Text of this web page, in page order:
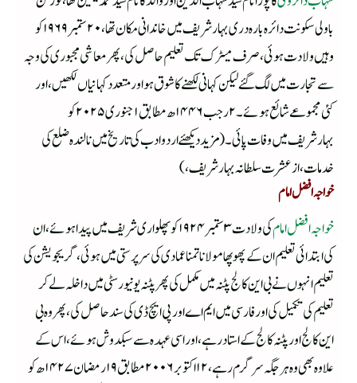
باولی سکونت دائرہ بارہ دری بہارشریف میں خاندانی مکان تھا،۲۰ستمبر ۱۹۶۹ کو
وہیں ولادت ہوئی ،صرف میٹرک تک تعلیم حاصل کی ،پھر معاشی مجبوری کی وجہ
سے تجارت میں لگ گئے لیکن کہانی لکھنے کا شوق ہوا ور متعدد کہانیاں لکھیں ،اور
کئی مجموعے شائع ہوئے ۔۲رجب ۱۴۴۶ھ مطابق ۱جنوری ۲۰۲۵ کو
بہارشریف میں وفات پائی ۔(مزید دیکھئے اردو ادب کی تاریخ میں نالندہ ضلع کی
خدمات ،از عشرت سلطانہ بہارشریف ،)
خواجہ افضل امام
خواجہ افضل امام
کی ولادت ۳ستمبر ۱۹۲۴ کو پھلواری شریف میں پیدا ہوئے ،ان
کی ابتدائی تعلیم ان کے پھوپھا مولانا تمنا عمادی کی سرپرستی میں ہوئی ،گریجویشن کی
تعلیم انہوں نے بی این کالج پٹنہ میں مکمل کی پھر پٹنہ یونیورسٹی میں داخلہ لے کر
تعلیم کی تکمیل کی اور فارسی میں ایم اے اور پی ایچ ڈی کی سند حاصل کی ،پھر وہ بی
این کالج اور پٹنہ کالج کے استادر ہے ،اور اسی عہدہ سے سبکدوش ہوئے ،اس کے
علاوہ بھی وہ ہر جگہ سرگرم رہے ،۱۲اکتوبر ۲۰۰۶ مطابق ۱۹ رمضان ۱۴۲۷ھ کو